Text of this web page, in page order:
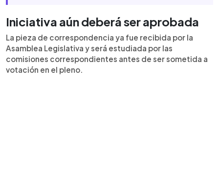
Iniciativa aún deberá ser aprobada
La pieza de correspondencia ya fue recibida por la
Asamblea Legislativa y será estudiada por las
comisiones correspondientes antes de ser sometida a
votación en el pleno.